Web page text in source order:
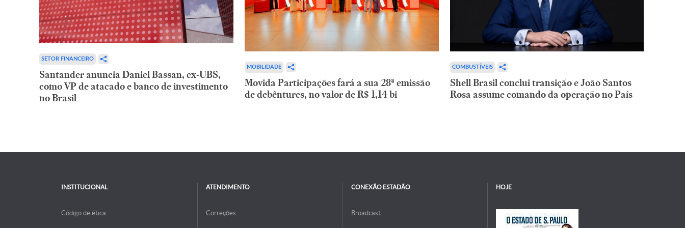
SETOR FINANCEIRO
Santander anuncia Daniel Bassan, ex-UBS,
como VP de atacado e banco de investimento
no Brasil
MOBILIDADE
Movida Participações fará a sua 28ª emissão
de debêntures, no valor de R$ 1,14 bi
COMBUSTÍVEIS
Shell Brasil conclui transição e João Santos
Rosa assume comando da operação no País
INSTITUCIONAL
Código de ética
ATENDIMENTO
Correções
CONEXÃO ESTADÃO
Broadcast
HOJE